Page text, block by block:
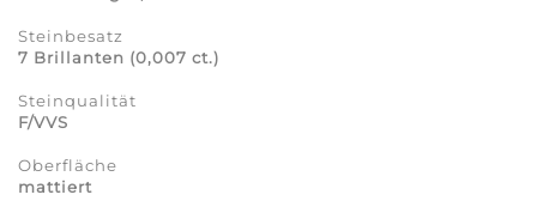
Steinbesatz
7 Brillanten (0,007 ct.)
Steinqualität
F/VVS
Oberfläche
mattiert